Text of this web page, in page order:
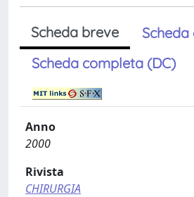
Scheda breve
Scheda completa (DC)
Anno
2000
Rivista
CHIRURGIA